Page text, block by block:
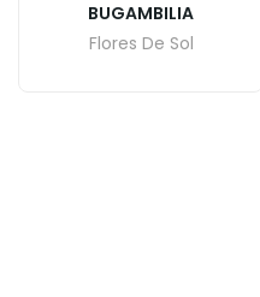
BUGAMBILIA
Flores De Sol